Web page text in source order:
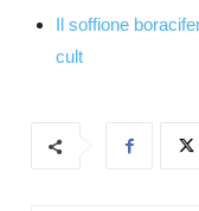
Il soffione
cult